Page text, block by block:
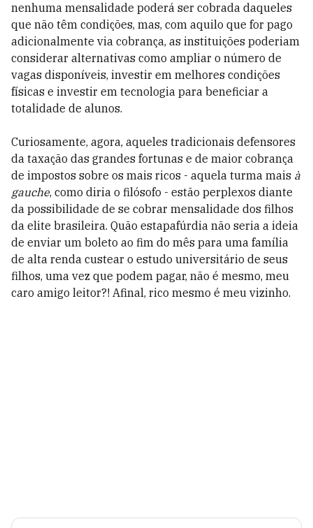
nenhuma mensalidade poderá ser cobrada daqueles
que não têm condições, mas, com aquilo que for pago
adicionalmente via cobrança, as instituições poderiam
considerar alternativas como ampliar o número de
vagas disponíveis, investir em melhores condições
físicas e investir em tecnologia para beneficiar a
totalidade de alunos.
Curiosamente, agora, aqueles tradicionais defensores
da taxação das grandes fortunas e de maior cobrança
de impostos sobre os mais ricos - aquela turma mais à
gauche, como diria o filósofo - estão perplexos diante
da possibilidade de se cobrar mensalidade dos filhos
da elite brasileira. Quão estapafúrdia não seria a ideia
de enviar um boleto ao fim do mês para uma família
de alta renda custear o estudo universitário de seus
filhos, uma vez que podem pagar, não é mesmo, meu
caro amigo leitor?! Afinal, rico mesmo é meu vizinho.